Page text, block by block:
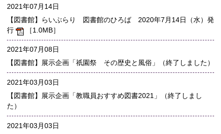
2021年07月14日
【図書館】らいぶらり 図書館のひろば 2020年7月14日（水）発
行
［1.0MB］
2021年07月08日
【図書館】展示企画「祇園祭 その歴史と風俗」（終了しました）
2021年03月03日
【図書館】展示企画「教職員おすすめ図書2021」（終了しまし
た）
2021年03月03日